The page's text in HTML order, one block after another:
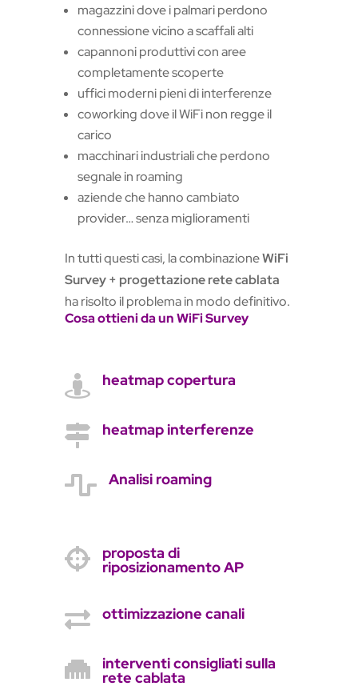
magazzini dove i palmari perdono
connessione vicino a scaffali alti
capannoni produttivi con aree
completamente scoperte
uffici moderni pieni di interferenze
coworking dove il WiFi non regge il
carico
macchinari industriali che perdono
segnale in roaming
aziende che hanno cambiato
provider… senza miglioramenti
In tutti questi casi, la combinazioneWiFi
Survey + progettazione rete cablata
ha risolto il problema in modo definitivo.
Cosa ottieni da un WiFi Survey
 heatmap copertura
 heatmap interferenze
 Analisi roaming
 proposta di
riposizionamento AP
 ottimizzazione canali
 interventi consigliati sulla
rete cablata